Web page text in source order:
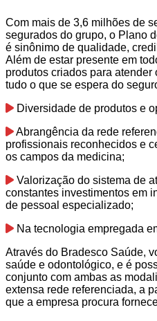
Com mais de 3,6 milhões de
segurados do grupo, o Plano
é sinônimo de qualidade,
Além de estar presente em
produtos criados para
tudo o que se espera do
Diversidade de produtos e
Abrangência da rede
profissionais reconhecidos e
os campos da medicina;
Valorização do sistema de
constantes investimentos em
de pessoal especializado;
Na tecnologia empregada
Através do Bradesco Saúde,
saúde e odontológico, e é
conjunto com ambas as
extensa rede referenciada, a
que a empresa procura